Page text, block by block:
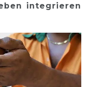
integrieren